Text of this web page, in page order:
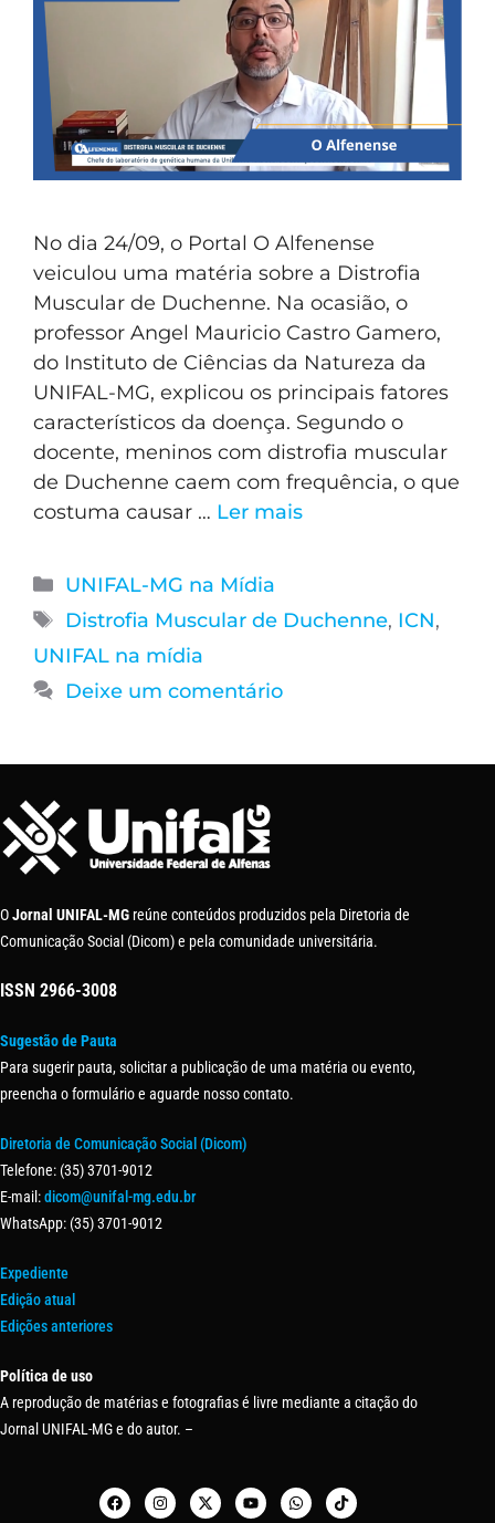
No dia 24/09, o Portal O Alfenense
veiculou uma matéria sobre a Distrofia
Muscular de Duchenne. Na ocasião, o
professor Angel Mauricio Castro Gamero,
do Instituto de Ciências da Natureza da
UNIFAL-MG, explicou os principais fatores
característicos da doença. Segundo o
docente, meninos com distrofia muscular
de Duchenne caem com frequência, o que
costuma causar … Ler mais
UNIFAL-MG na Mídia
Distrofia Muscular de Duchenne, ICN,
UNIFAL na mídia
Deixe um comentário
OJornal UNIFAL-MG reúne conteúdos produzidos pela Diretoria de
Comunicação Social (Dicom) e pela comunidade universitária.
ISSN 2966-3008
Sugestão de Pauta
Para sugerir pauta, solicitar a publicação de uma matéria ou evento,
preencha o formulário e aguarde nosso contato.
Diretoria de Comunicação Social (Dicom)
Telefone: (35) 3701-9012
E-mail:dicom@unifal-mg.edu.br
WhatsApp: (35) 3701-9012
Expediente
Edição atual
Edições anteriores
Política de uso
A reprodução de matérias e fotografias é livre mediante a citação do
Jornal UNIFAL-MG e do autor. –